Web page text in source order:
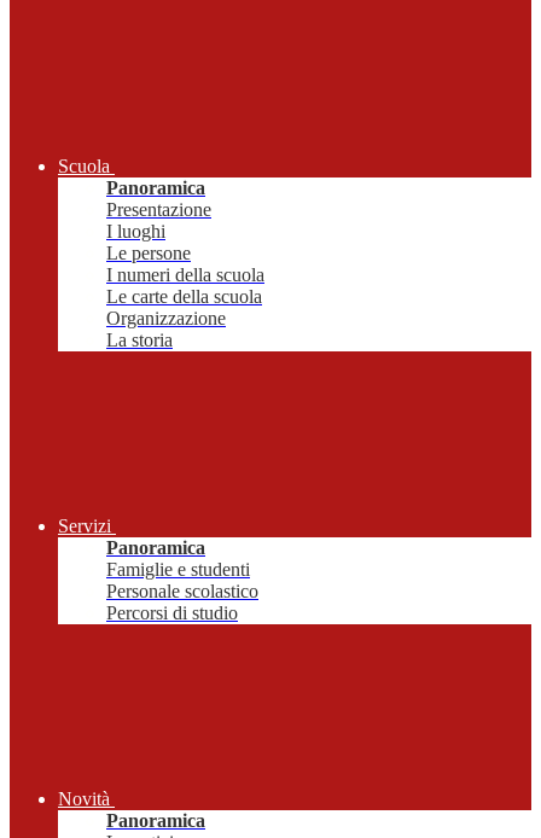
Scuola
Panoramica
Presentazione
I luoghi
Le persone
I numeri della scuola
Le carte della scuola
Organizzazione
La storia
Servizi
Panoramica
Famiglie e studenti
Personale scolastico
Percorsi di studio
Novità
Panoramica